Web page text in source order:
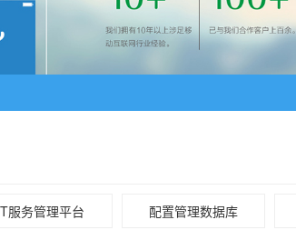
服务管理平台 配置管理数据库